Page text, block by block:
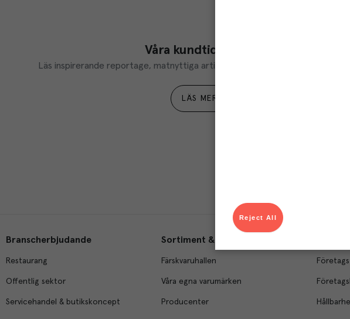
Våra kundtidningar
Läs inspirerande reportage, matnyttiga artiklar och ta del av aktuella
LÄS MER
Branscherbjudande
Restaurang
Offentlig sektor
Servicehandel & butikskoncept
Sortiment & tjänster
Färskvaruhallen
Våra egna varumärken
Producenter
Reject All